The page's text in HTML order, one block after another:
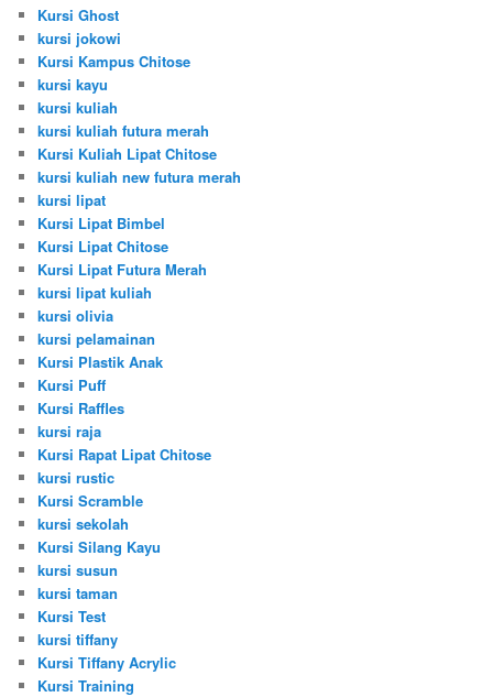
Kursi Ghost
kursi jokowi
Kursi Kampus Chitose
kursi kayu
kursi kuliah
kursi kuliah futura merah
Kursi Kuliah Lipat Chitose
kursi kuliah new futura merah
kursi lipat
Kursi Lipat Bimbel
Kursi Lipat Chitose
Kursi Lipat Futura Merah
kursi lipat kuliah
kursi olivia
kursi pelamainan
Kursi Plastik Anak
Kursi Puff
Kursi Raffles
kursi raja
Kursi Rapat Lipat Chitose
kursi rustic
Kursi Scramble
kursi sekolah
Kursi Silang Kayu
kursi susun
kursi taman
Kursi Test
kursi tiffany
Kursi Tiffany Acrylic
Kursi Training